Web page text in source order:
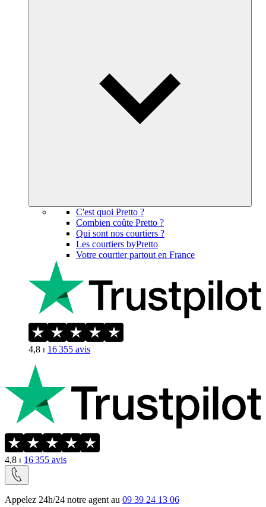
C'est quoi Pretto ?
Combien coûte Pretto ?
Qui sont nos courtiers ?
Les courtiers byPretto
Votre courtier partout en France
4,8 ⏐ 16 355 avis
4,8 ⏐ 16 355 avis
Appelez 24h/24 notre agent au 09 39 24 13 06